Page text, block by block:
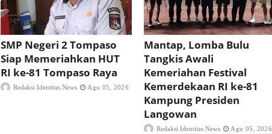
SMP Negeri 2 Tompaso
Siap Memeriahkan HUT
RI ke-81 Tompaso Raya
Redaksi Identitas News Agu 05, 2026
Mantap, Lomba Bulu
Tangkis Awali
Kemeriahan Festival
Kemerdekaan RI ke-81
Kampung Presiden
Langowan
Redaksi Identitas News Agu 05, 2026